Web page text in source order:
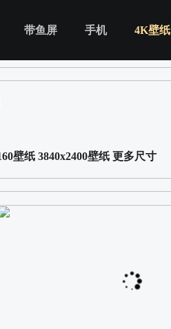
带鱼屏 手机 4K壁纸
壁纸 3840x2400壁纸 更多尺寸